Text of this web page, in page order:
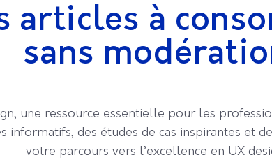
articles à
sans
une ressource essentielle pour les
informatifs, des études de cas inspirantes et
votre parcours vers l’excellence en UX